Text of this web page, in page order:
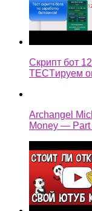
Скрипт бот
TECTируем
Archangel
Money —